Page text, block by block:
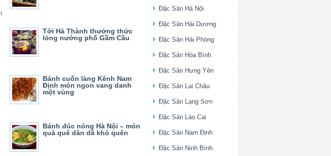
Tới Hà Thành thưởng thức
lòng nướng phố Gầm Cầu
Bánh cuốn làng Kênh Nam
Định món ngon vang danh
một vùng
Bánh đúc nóng Hà Nội – món
quà quê dân dã khó quên
Đặc Sản Hà Nội
Đặc Sản Hải Dương
Đặc Sản Hải Phòng
Đặc Sản Hòa Bình
Đặc Sản Hưng Yên
Đặc Sản Lai Châu
Đặc Sản Lạng Sơn
Đặc Sản Lào Cai
Đặc Sản Nam Định
Đặc Sản Ninh Bình